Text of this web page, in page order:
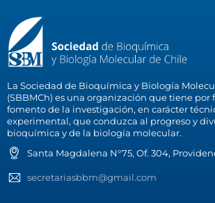
La Sociedad de Bioquímica y Biología
(SBBMCh) es una organización que tiene por
fomento de la investigación, en carácter
experimental, que conduzca al progreso y
bioquímica y de la biología molecular.
Santa Magdalena N°75, Of. 304,
secretariasbbm@gmail.com